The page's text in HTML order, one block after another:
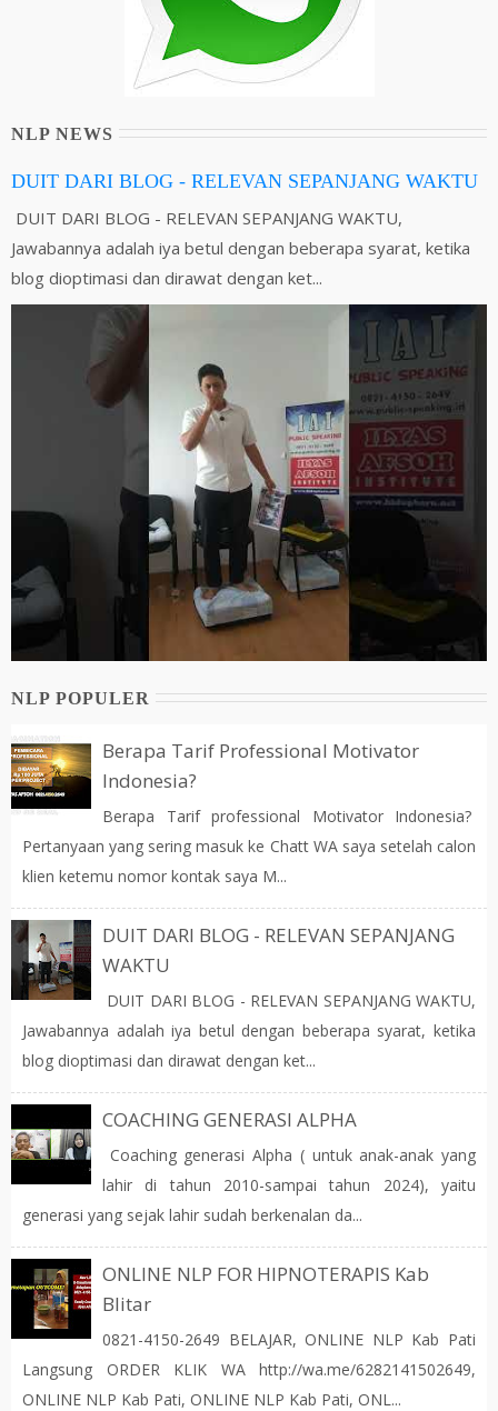
NLP NEWS
DUIT DARI BLOG - RELEVAN SEPANJANG WAKTU
DUIT DARI BLOG - RELEVAN SEPANJANG WAKTU,
Jawabannya adalah iya betul dengan beberapa syarat, ketika
blog dioptimasi dan dirawat dengan ket...
NLP POPULER
Berapa Tarif Professional Motivator
Indonesia?
Berapa Tarif professional Motivator Indonesia?
Pertanyaan yang sering masuk ke Chatt WA saya setelah calon
klien ketemu nomor kontak saya M...
DUIT DARI BLOG - RELEVAN SEPANJANG
WAKTU
DUIT DARI BLOG - RELEVAN SEPANJANG WAKTU,
Jawabannya adalah iya betul dengan beberapa syarat, ketika
blog dioptimasi dan dirawat dengan ket...
COACHING GENERASI ALPHA
Coaching generasi Alpha ( untuk anak-anak yang
lahir di tahun 2010-sampai tahun 2024), yaitu
generasi yang sejak lahir sudah berkenalan da...
ONLINE NLP FOR HIPNOTERAPIS Kab
Blitar
0821-4150-2649 BELAJAR, ONLINE NLP Kab Pati
Langsung ORDER KLIK WA http://wa.me/6282141502649,
ONLINE NLP Kab Pati, ONLINE NLP Kab Pati, ONL...